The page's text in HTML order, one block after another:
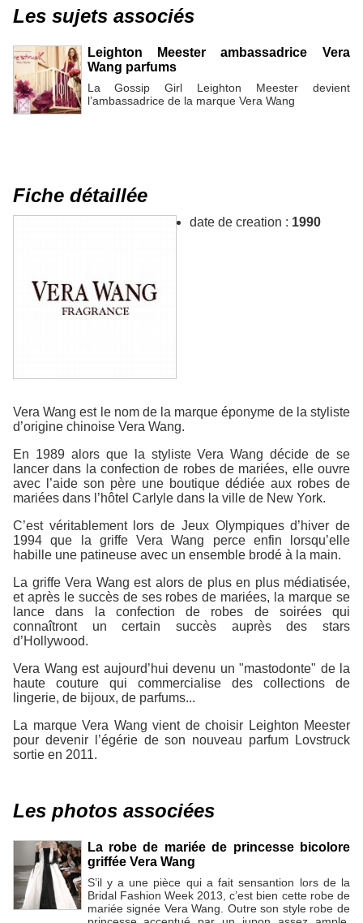
Les sujets associés
Leighton Meester ambassadrice Vera
Wang parfums
La Gossip Girl Leighton Meester devient
l’ambassadrice de la marque Vera Wang
Fiche détaillée
date de creation : 1990
Vera Wang est le nom de la marque éponyme de la styliste
d’origine chinoise Vera Wang.
En 1989 alors que la styliste Vera Wang décide de se
lancer dans la confection de robes de mariées, elle ouvre
avec l’aide son père une boutique dédiée aux robes de
mariées dans l’hôtel Carlyle dans la ville de New York.
C’est véritablement lors de Jeux Olympiques d’hiver de
1994 que la griffe Vera Wang perce enfin lorsqu’elle
habille une patineuse avec un ensemble brodé à la main.
La griffe Vera Wang est alors de plus en plus médiatisée,
et après le succès de ses robes de mariées, la marque se
lance dans la confection de robes de soirées qui
connaîtront un certain succès auprès des stars
d’Hollywood.
Vera Wang est aujourd’hui devenu un "mastodonte" de la
haute couture qui commercialise des collections de
lingerie, de bijoux, de parfums...
La marque Vera Wang vient de choisir Leighton Meester
pour devenir l’égérie de son nouveau parfum Lovstruck
sortie en 2011.
Les photos associées
La robe de mariée de princesse bicolore
griffée Vera Wang
S’il y a une pièce qui a fait sensantion lors de la
Bridal Fashion Week 2013, c’est bien cette robe de
mariée signée Vera Wang. Outre son style robe de